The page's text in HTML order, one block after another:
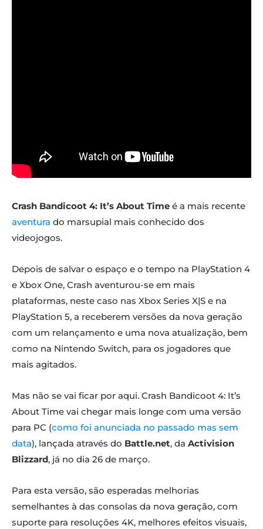
Crash Bandicoot 4: It’s About Time é a mais recente
aventura do marsupial mais conhecido dos
videojogos.
Depois de salvar o espaço e o tempo na PlayStation 4
e Xbox One, Crash aventurou-se em mais
plataformas, neste caso nas Xbox Series X|S e na
PlayStation 5, a receberem versões da nova geração
com um relançamento e uma nova atualização, bem
como na Nintendo Switch, para os jogadores que
mais agitados.
Mas não se vai ficar por aqui. Crash Bandicoot 4: It’s
About Time vai chegar mais longe com uma versão
para PC (como foi anunciada no passado mas sem
data), lançada através do Battle.net, da Activision
Blizzard, já no dia 26 de março.
Para esta versão, são esperadas melhorias
semelhantes à das consolas da nova geração, com
suporte para resoluções 4K, melhores efeitos visuais,